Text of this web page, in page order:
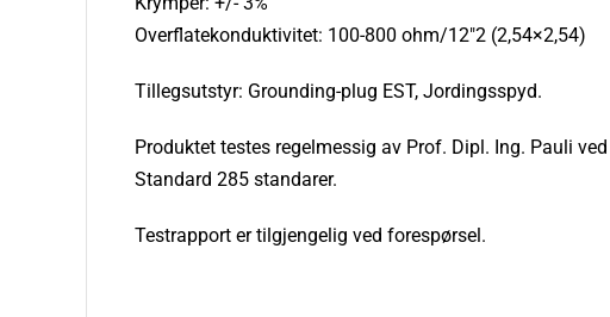
Overflatekonduktivitet: 100-800 ohm/12″2 (2,54×2,54)
Tillegsutstyr: Grounding-plug EST, Jordingsspyd.
Produktet testes regelmessig av Prof. Dipl. Ing. Pauli
Standard 285 standarer.
Testrapport er tilgjengelig ved forespørsel.